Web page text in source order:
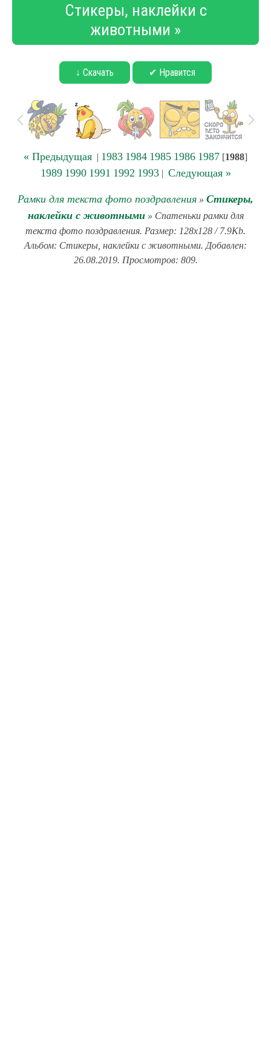
Стикеры, наклейки с
животными »
↓ Скачать ✔ Нравится
« Предыдущая | 1983 1984 1985 1986 1987 [1988]
1989 1990 1991 1992 1993| Следующая »
Рамки для текста фото поздравления » Стикеры,
наклейки с животными» Спатеньки рамки для
текста фото поздравления. Размер: 128x128 / 7.9Kb.
Альбом: Стикеры, наклейки с животными. Добавлен:
26.08.2019. Просмотров: 809.